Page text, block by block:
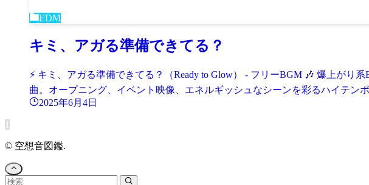
EDM
キミ、アガる準備できてる？
⚡ キミ、アガる準備できてる？（Ready to Glow） - フリーBGM 🎶 爆上が
曲。オープニング、イベント映像、エネルギッシュなシーンを彩るハイテン
2025年6月4日
1
© 空想音図鑑.